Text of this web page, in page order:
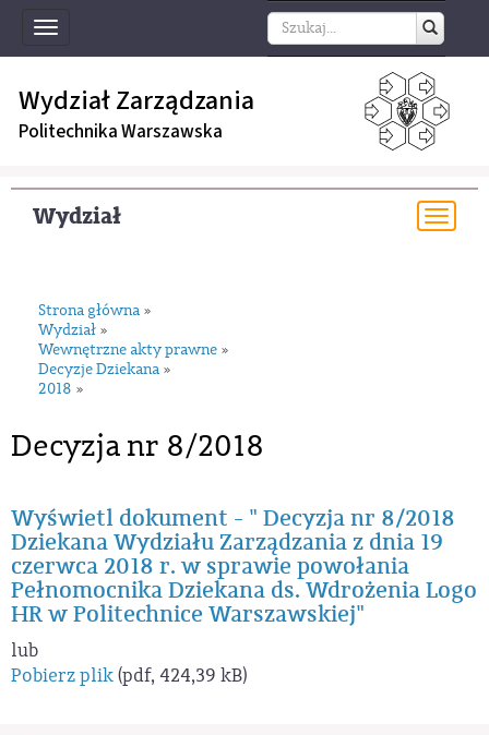
Toggle
navigation
Wydział Zarządzania
Politechnika Warszawska
Wydział
Strona główna »
Wydział »
Wewnętrzne akty prawne »
Decyzje Dziekana »
2018 »
Decyzja nr 8/2018
Wyświetl dokument - " Decyzja nr 8/2018
Dziekana Wydziału Zarządzania z dnia 19
czerwca 2018 r. w sprawie powołania
Pełnomocnika Dziekana ds. Wdrożenia Logo
HR w Politechnice Warszawskiej"
lub
Pobierz plik(pdf, 424,39 kB)